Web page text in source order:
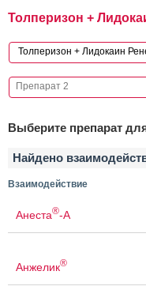
Толперизон +
Выберите препарат
Найдено
Взаимодействие
Анеста®-А
Анжелик®